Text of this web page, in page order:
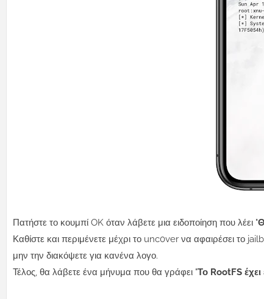
Πατήστε το κουμπί OK όταν λάβετε μια ειδοποίηση που λέει "
Καθίστε και περιμένετε μέχρι το unc0ver να αφαιρέσει το
μην την διακόψετε για κανένα λογο.
Τέλος, θα λάβετε ένα μήνυμα που θα γράφει "Το RootFS έχει